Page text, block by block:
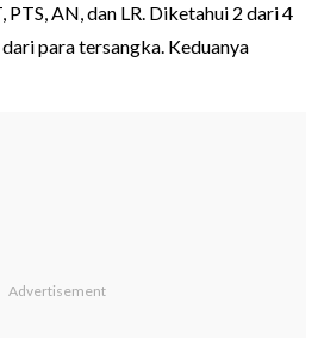
PTS, AN, dan LR. Diketahui 2 dari 4
para tersangka. Keduanya